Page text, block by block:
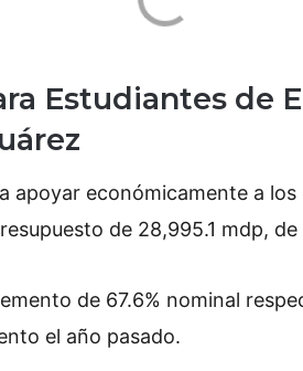
Estudiantes de
apoyar económicamente a
de 28,995.1 mdp, de
de 67.6% nominal
el año pasado.